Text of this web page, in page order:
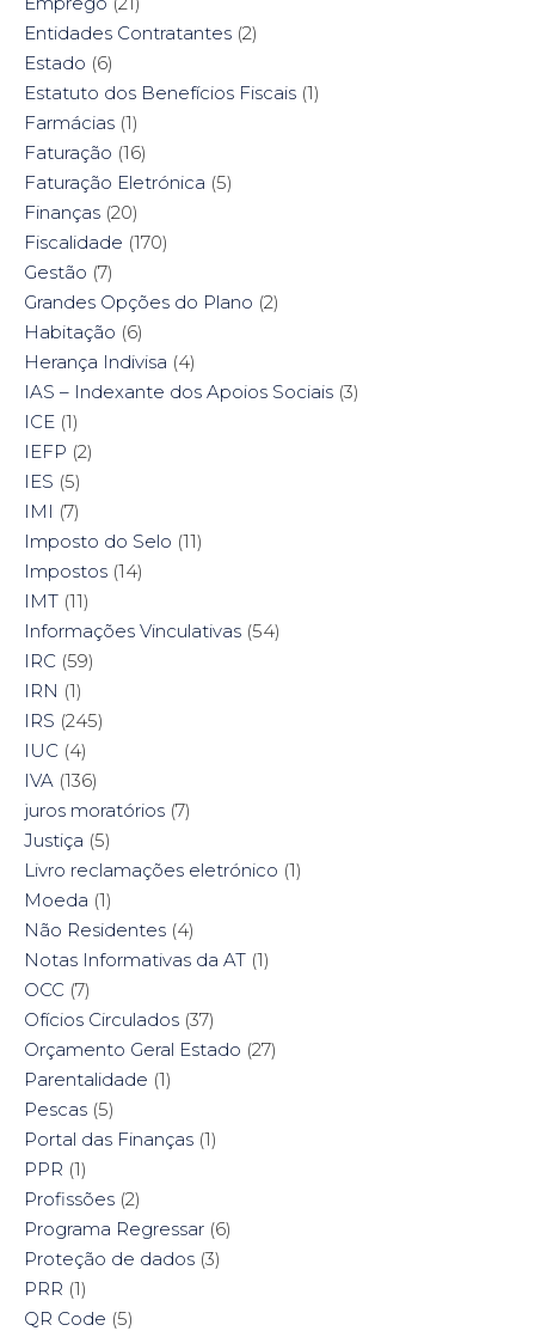
Entidades Contratantes (2)
Estado (6)
Estatuto dos Benefícios Fiscais (1)
Farmácias (1)
Faturação (16)
Faturação Eletrónica (5)
Finanças (20)
Fiscalidade (170)
Gestão (7)
Grandes Opções do Plano (2)
Habitação (6)
Herança Indivisa (4)
IAS – Indexante dos Apoios Sociais (3)
ICE (1)
IEFP (2)
IES (5)
IMI (7)
Imposto do Selo (11)
Impostos (14)
IMT (11)
Informações Vinculativas (54)
IRC (59)
IRN (1)
IRS (245)
IUC (4)
IVA (136)
juros moratórios (7)
Justiça (5)
Livro reclamações eletrónico (1)
Moeda (1)
Não Residentes (4)
Notas Informativas da AT (1)
OCC (7)
Ofícios Circulados (37)
Orçamento Geral Estado (27)
Parentalidade (1)
Pescas (5)
Portal das Finanças (1)
PPR (1)
Profissões (2)
Programa Regressar (6)
Proteção de dados (3)
PRR (1)
QR Code (5)